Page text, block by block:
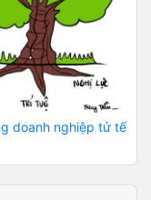
doanh nghiệp tử tế